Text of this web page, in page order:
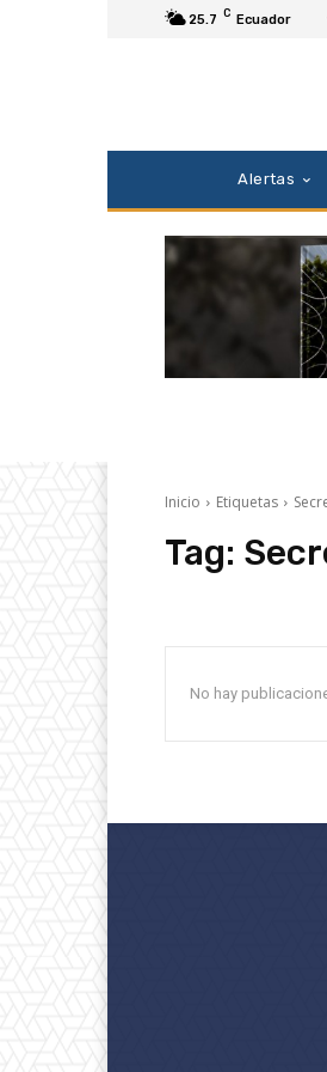
25.7 C Ecuador
Alertas
Inicio Etiquetas
Tag:
No hay